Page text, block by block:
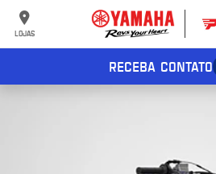
LOJAS
RECEBA CONTATO